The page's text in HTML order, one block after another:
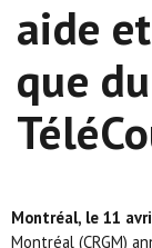
aide
que
Montréal, le 11
Montréal (CRGM)